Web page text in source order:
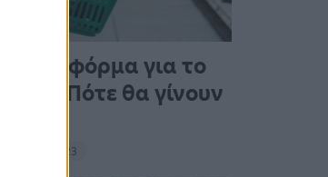
η πλατφόρμα για το
– Πότε θα γίνουν
2023